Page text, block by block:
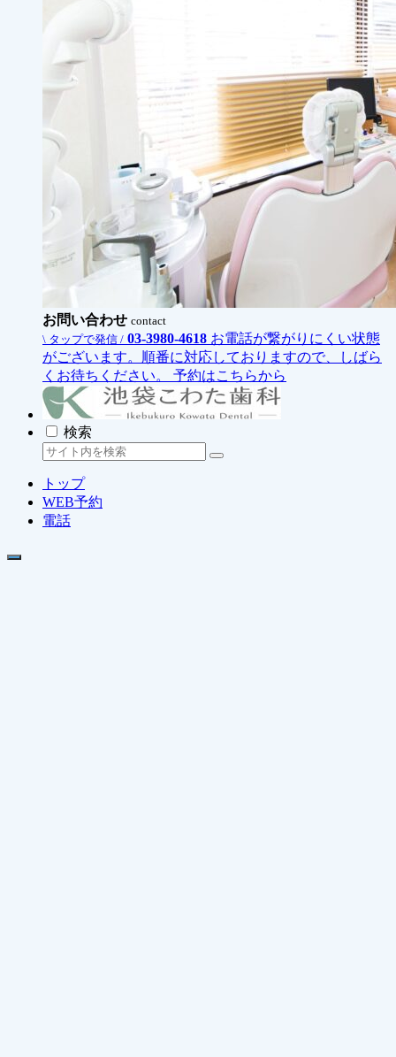
お問い合わせ contact
\ タップで発信 / 03-3980-4618 お電話が繋がりにくい状態
がございます。順番に対応しておりますので、しばら
くお待ちください。
予約はこちらから
検索
トップ
WEB予約
電話